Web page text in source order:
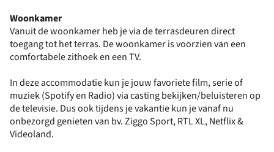
Woonkamer
Vanuit de woonkamer heb je via de terrasdeuren direct
toegang tot het terras. De woonkamer is voorzien van een
comfortabele zithoek en een TV.
In deze accommodatie kun je jouw favoriete film, serie of
muziek (Spotify en Radio) via casting bekijken/beluisteren op
de televisie. Dus ook tijdens je vakantie kun je vanaf nu
onbezorgd genieten van bv. Ziggo Sport, RTL XL, Netflix &
Videoland.